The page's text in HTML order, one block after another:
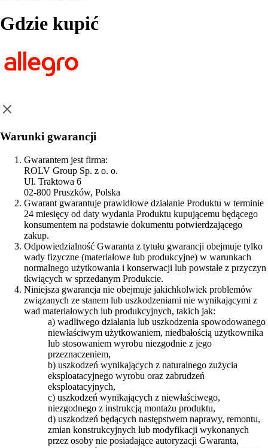
Gdzie kupić
Warunki gwarancji
Gwarantem jest firma:
ROLV Group Sp. z o. o.
Ul. Traktowa 6
02-800 Pruszków, Polska
Gwarant gwarantuje prawidłowe działanie Produktu w terminie
24 miesięcy od daty wydania Produktu kupującemu będącego
konsumentem na podstawie dokumentu potwierdzającego
zakup.
Odpowiedzialność Gwaranta z tytułu gwarancji obejmuje tylko
wady fizyczne (materiałowe lub produkcyjne) w warunkach
normalnego użytkowania i konserwacji lub powstałe z przyczyn
tkwiących w sprzedanym Produkcie.
Niniejsza gwarancja nie obejmuje jakichkolwiek problemów
związanych ze stanem lub uszkodzeniami nie wynikającymi z
wad materiałowych lub produkcyjnych, takich jak:
a) wadliwego działania lub uszkodzenia spowodowanego
niewłaściwym użytkowaniem, niedbałością użytkownika
lub stosowaniem wyrobu niezgodnie z jego
przeznaczeniem,
b) uszkodzeń wynikających z naturalnego zużycia
eksploatacyjnego wyrobu oraz zabrudzeń
eksploatacyjnych,
c) uszkodzeń wynikających z niewłaściwego,
niezgodnego z instrukcją montażu produktu,
d) uszkodzeń będących następstwem naprawy, remontu,
zmian konstrukcyjnych lub modyfikacji wykonanych
przez osoby nie posiadające autoryzacji Gwaranta,